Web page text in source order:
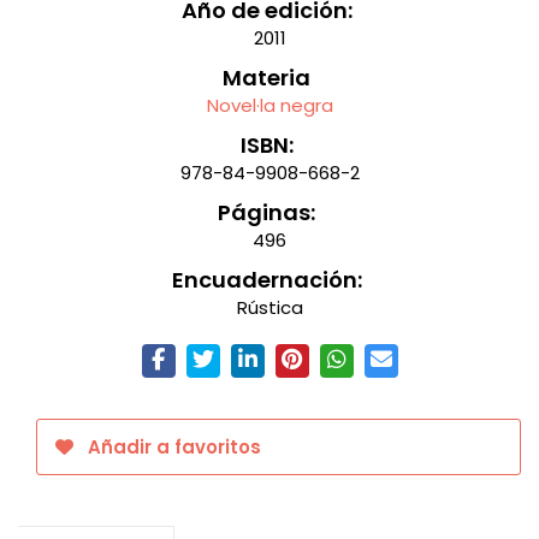
Año de edición:
2011
Materia
Novel·la negra
ISBN:
978-84-9908-668-2
Páginas:
496
Encuadernación:
Rústica
Añadir a favoritos